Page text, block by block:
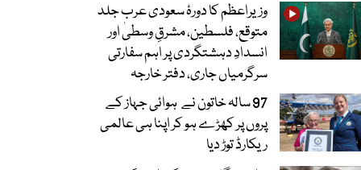
وزیراعظم کا دورۂ سعودی عرب جلد
متوقع، فلسطین، مشرقِ وسطیٰ اور
انسدادِ دہشتگردی پر اہم سفارتی
سرگرمیاں جاری، دفتر خارجہ
97 سالہ خاتون نے ہوائی جہاز کے
پروں پر کھڑے ہو کر اپنا ہی عالمی
ریکارڈ توڑ دیا